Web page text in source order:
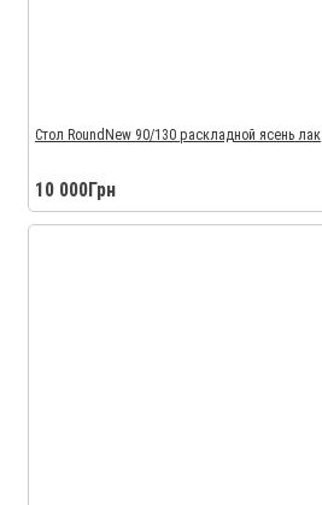
Стол RoundNew 90/130 раскладной ясень лак
10 000Грн